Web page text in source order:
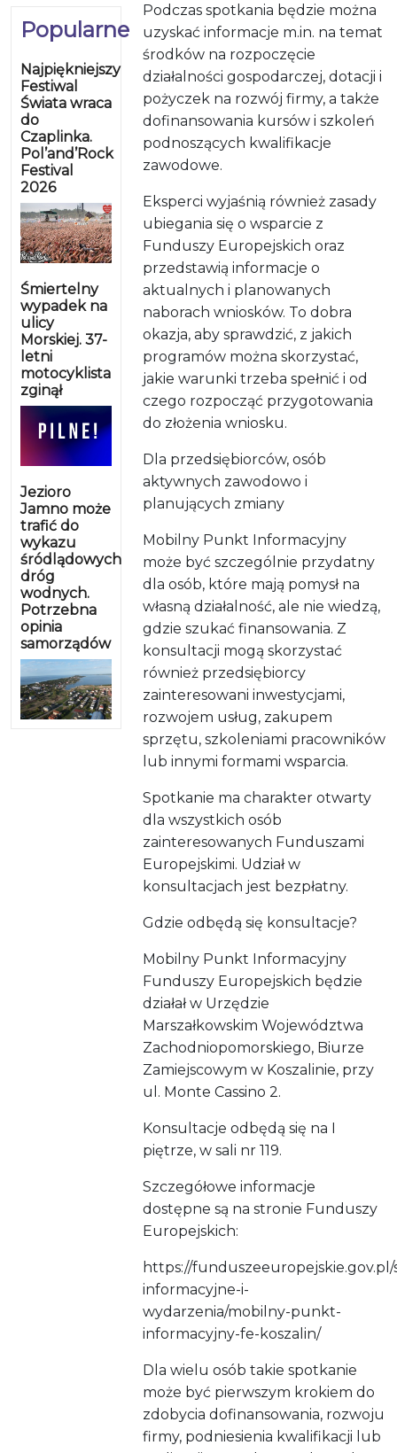
Popularne
Najpiękniejszy
Festiwal
Świata wraca
do
Czaplinka.
Pol’and’Rock
Festival
2026
Śmiertelny
wypadek na
ulicy
Morskiej. 37-
letni
motocyklista
zginął
Jezioro
Jamno może
trafić do
wykazu
śródlądowych
dróg
wodnych.
Potrzebna
opinia
samorządów
Podczas spotkania będzie można
uzyskać informacje m.in. na temat
środków na rozpoczęcie
działalności gospodarczej, dotacji i
pożyczek na rozwój firmy, a także
dofinansowania kursów i szkoleń
podnoszących kwalifikacje
zawodowe.
Eksperci wyjaśnią również zasady
ubiegania się o wsparcie z
Funduszy Europejskich oraz
przedstawią informacje o
aktualnych i planowanych
naborach wniosków. To dobra
okazja, aby sprawdzić, z jakich
programów można skorzystać,
jakie warunki trzeba spełnić i od
czego rozpocząć przygotowania
do złożenia wniosku.
Dla przedsiębiorców, osób
aktywnych zawodowo i
planujących zmiany
Mobilny Punkt Informacyjny
może być szczególnie przydatny
dla osób, które mają pomysł na
własną działalność, ale nie wiedzą,
gdzie szukać finansowania. Z
konsultacji mogą skorzystać
również przedsiębiorcy
zainteresowani inwestycjami,
rozwojem usług, zakupem
sprzętu, szkoleniami pracowników
lub innymi formami wsparcia.
Spotkanie ma charakter otwarty
dla wszystkich osób
zainteresowanych Funduszami
Europejskimi. Udział w
konsultacjach jest bezpłatny.
Gdzie odbędą się konsultacje?
Mobilny Punkt Informacyjny
Funduszy Europejskich będzie
działał w Urzędzie
Marszałkowskim Województwa
Zachodniopomorskiego, Biurze
Zamiejscowym w Koszalinie, przy
ul. Monte Cassino 2.
Konsultacje odbędą się na I
piętrze, w sali nr 119.
Szczegółowe informacje
dostępne są na stronie Funduszy
Europejskich:
https://
informacyjne-i-
wydarzenia/mobilny-punkt-
informacyjny-fe-koszalin/
Dla wielu osób takie spotkanie
może być pierwszym krokiem do
zdobycia dofinansowania, rozwoju
firmy, podniesienia kwalifikacji lub